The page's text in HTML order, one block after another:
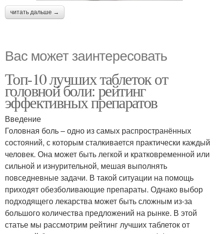
читать дальше →
Вас может заинтересовать
Топ-10 лучших таблеток от
головной боли: рейтинг
эффективных препаратов
Введение
Головная боль – одно из самых распространённых
состояний, с которым сталкивается практически каждый
человек. Она может быть легкой и кратковременной или
сильной и изнурительной, мешая выполнять
повседневные задачи. В такой ситуации на помощь
приходят обезболивающие препараты. Однако выбор
подходящего лекарства может быть сложным из-за
большого количества предложений на рынке. В этой
статье мы рассмотрим рейтинг лучших таблеток от